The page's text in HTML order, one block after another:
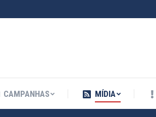
CAMPANHAS MÍDIA
CAMPANHAS MÍDIA